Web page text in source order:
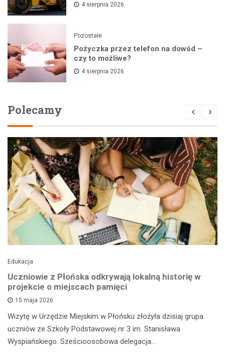
4 sierpnia 2026
Pozostałe
Pożyczka przez telefon na dowód –
czy to możliwe?
4 sierpnia 2026
Polecamy
Edukacja
Uczniowie z Płońska odkrywają lokalną historię w
projekcie o miejscach pamięci
15 maja 2026
Wizytę w Urzędzie Miejskim w Płońsku złożyła dzisiaj grupa
uczniów ze Szkoły Podstawowej nr 3 im. Stanisława
Wyspiańskiego. Sześcioosobowa delegacja…